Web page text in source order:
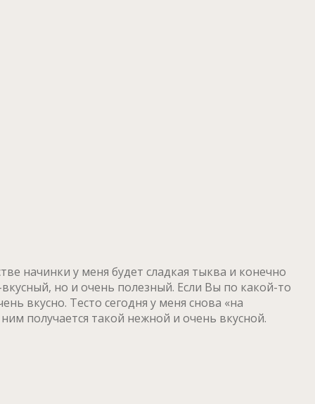
начинки у меня будет сладкая тыква и конечно
но и очень полезный. Если Вы по какой-то
вкусно. Тесто сегодня у меня снова «на
получается такой нежной и очень вкусной.